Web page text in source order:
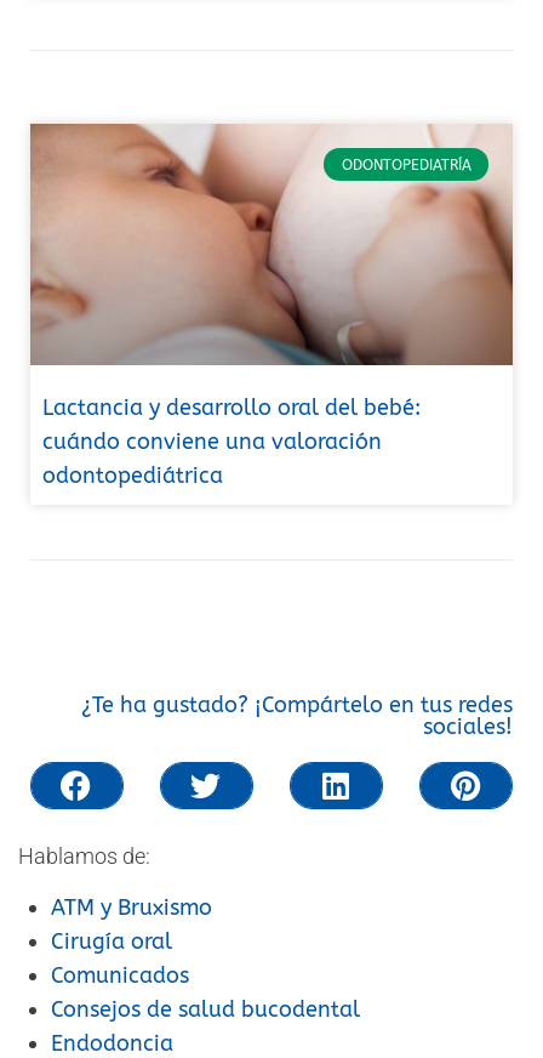
ODONTOPEDIATRÍA
Lactancia y desarrollo oral del bebé:
cuándo conviene una valoración
odontopediátrica
¿Te ha gustado? ¡Compártelo en tus redes
sociales!
Hablamos de:
ATM y Bruxismo
Cirugía oral
Comunicados
Consejos de salud bucodental
Endodoncia